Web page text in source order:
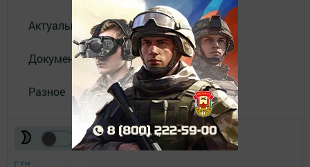
Актуальное видео
Документы
Разное